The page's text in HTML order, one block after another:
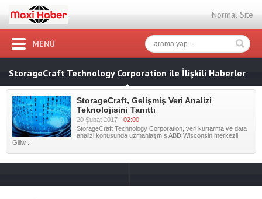
Normal Site
MENÜ
StorageCraft Technology Corporation ile İlişkili Haberler
StorageCraft, Gelişmiş Veri Analizi
Teknolojisini Tanıttı
20 Şubat 2017 - 02:00
StorageCraft Technology Corporation, veri kurtarma ve data
analizi konusunda uzmanlaşmış ABD Wisconsin merkezli
Gillw ...